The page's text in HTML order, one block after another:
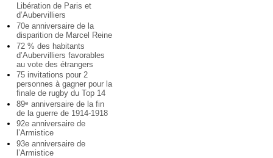
Libération de Paris et
d’Aubervilliers
70e anniversaire de la
disparition de Marcel Reine
72 % des habitants
d’Aubervilliers favorables
au vote des étrangers
75 invitations pour 2
personnes à gagner pour la
finale de rugby du Top 14
89e anniversaire de la fin
de la guerre de 1914-1918
92e anniversaire de
l’Armistice
93e anniversaire de
l’Armistice